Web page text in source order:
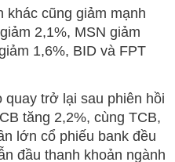
khác cũng giảm mạnh
2,1%, MSN giảm
1,6%, BID và FPT
quay trở lại sau phiên hồi
tăng 2,2%, cùng TCB,
lớn cổ phiếu bank đều
đầu thanh khoản ngành